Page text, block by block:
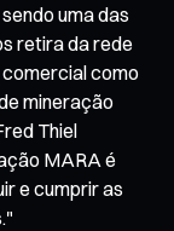
uma das
retira da rede
como
mineração
Thiel
MARA é
e cumprir as